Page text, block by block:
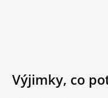
Výjimky, co